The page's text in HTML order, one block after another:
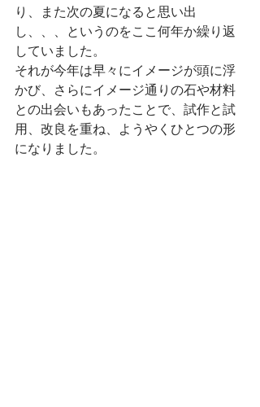
り、また次の夏になると思い出
し、、、というのをここ何年か繰り返
していました。
それが今年は早々にイメージが頭に浮
かび、さらにイメージ通りの石や材料
との出会いもあったことで、試作と試
用、改良を重ね、ようやくひとつの形
になりました。